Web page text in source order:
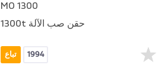
MO 1300
1300t حقن صب الآلة
تباع 1994